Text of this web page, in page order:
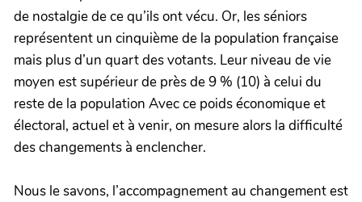
de nostalgie de ce qu’ils ont vécu. Or, les séniors
représentent un cinquième de la population française
mais plus d’un quart des votants. Leur niveau de vie
moyen est supérieur de près de 9 % (10) à celui du
reste de la population Avec ce poids économique et
électoral, actuel et à venir, on mesure alors la difficulté
des changements à enclencher.
Nous le savons, l’accompagnement au changement est